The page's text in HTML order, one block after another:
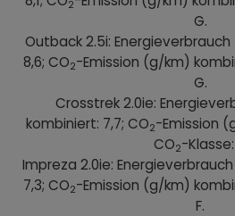
2
G.
Outback 2.5i:
8,6; CO2-Emission (g/km)
G.
Crosstrek 2.0ie:
kombiniert: 7,7; CO2-Emission
CO2-Klasse:
Impreza 2.0ie:
7,3; CO2-Emission (g/km)
F.